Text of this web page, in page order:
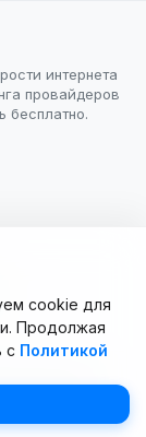
интернета
провайдеров
бесплатно.
Все права
cookie для
Продолжая
с Политикой